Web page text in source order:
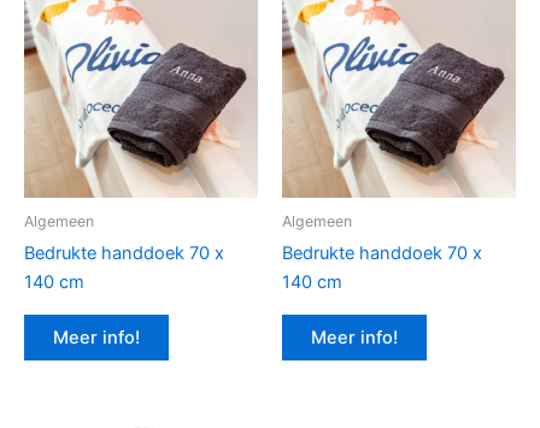
Algemeen
Bedrukte handdoek 70 x
140 cm
Meer info!
Algemeen
Bedrukte handdoek 70 x
140 cm
Meer info!